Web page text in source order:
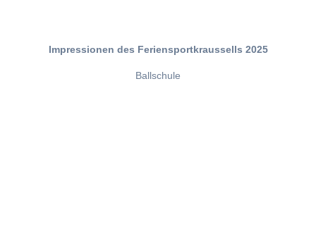
Impressionen des Feriensportkraussells 2025
Ballschule